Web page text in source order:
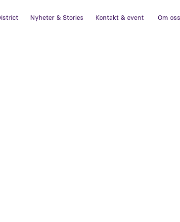
Nyheter & Stories Kontakt & event Om